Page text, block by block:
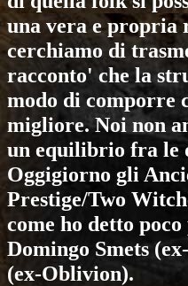
una vera e propria
cerchiamo di
racconto' che la
modo di comporre
migliore. Noi non
un equilibrio fra le
Oggigiorno gli
Prestige/Two
come ho detto
Domingo Smets (ex-
(ex-Oblivion).